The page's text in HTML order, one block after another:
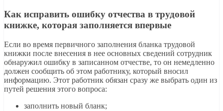
Как исправить ошибку отчества в трудовой
книжке, которая заполняется впервые
Если во время первичного заполнения бланка трудовой
книжки после внесения в нее основных сведений сотрудник
обнаружил ошибку в записанном отчестве, то он немедленно
должен сообщить об этом работнику, который вносил
информацию. Этот работник обязан сразу же выбрать один из
путей решения этого вопроса:
заполнить новый бланк;